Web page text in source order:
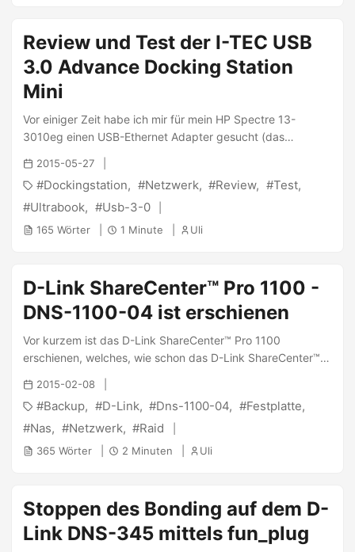
Review und Test der I-TEC USB
3.0 Advance Docking Station
Mini
Vor einiger Zeit habe ich mir für mein HP Spectre 13-
3010eg einen USB-Ethernet Adapter gesucht (das
Ultrabook hat leider keinen), da ich ein Fan von
kabelgebundenen Netzwerken bin. Anforderungen:
Stabiler Betrieb auch bei Vollauslastung Aufwachen nach
Standby oder Ruhezustand Windows 8 Kompatibel Gigabit
USB 3.0 Und man glaubt nicht wieviele Adapter diese
herausgestellt. ...
2015-05-27
Dockingstation Netzwerk Review
Test
Ultrabook
Usb-3-0
165 Wörter 1 Minute Uli
D-Link ShareCenter™ Pro 1100 -
DNS-1100-04 ist erschienen
Vor kurzem ist das D-Link ShareCenter™ Pro 1100
erschienen, welches, wie schon das D-Link ShareCenter™
Pro 1200 viele interessante Funktionalitäten für kleine und
mittlere Unternehmen mitbringt. Bei einem Straßenpreis
von 400 Euro ist das System schon durchaus in einem
Preissegment, wo auch Qnap und Synology spielen. D-Link
beschreibt das NAS folgendermaßen im Datenblatt: Kleine
(ShareCenter Pro 1100) von D-Link gibt mit seinen
zahlreichen Zusatzfunktionen für die Verwaltung und
2015-02-08
Backup D-Link Dns-1100-04
Festplatte
Nas
Netzwerk Raid
365 Wörter 2 Minuten Uli
Stoppen des Bonding auf dem D-
Link DNS-345 mittels fun_plug